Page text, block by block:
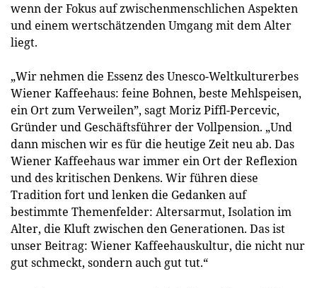
wenn der Fokus auf zwischenmenschlichen Aspekten
und einem wertschätzenden Umgang mit dem Alter
liegt.
„Wir nehmen die Essenz des Unesco-Weltkulturerbes
Wiener Kaffeehaus: feine Bohnen, beste Mehlspeisen,
ein Ort zum Verweilen”, sagt Moriz Piffl-Percevic,
Gründer und Geschäftsführer der Vollpension. „Und
dann mischen wir es für die heutige Zeit neu ab. Das
Wiener Kaffeehaus war immer ein Ort der Reflexion
und des kritischen Denkens. Wir führen diese
Tradition fort und lenken die Gedanken auf
bestimmte Themenfelder: Altersarmut, Isolation im
Alter, die Kluft zwischen den Generationen. Das ist
unser Beitrag: Wiener Kaffeehauskultur, die nicht nur
gut schmeckt, sondern auch gut tut.“